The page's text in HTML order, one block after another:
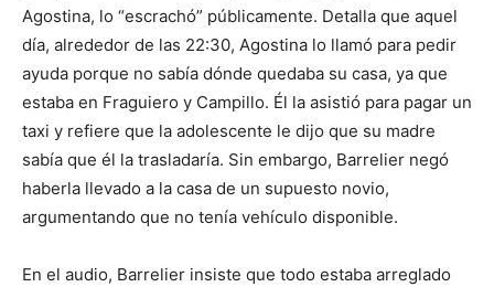
Agostina, lo “escrachó” públicamente. Detalla que aquel
día, alrededor de las 22:30, Agostina lo llamó para pedir
ayuda porque no sabía dónde quedaba su casa, ya que
estaba en Fraguiero y Campillo. Él la asistió para pagar un
taxi y refiere que la adolescente le dijo que su madre
sabía que él la trasladaría. Sin embargo, Barrelier negó
haberla llevado a la casa de un supuesto novio,
argumentando que no tenía vehículo disponible.
En el audio, Barrelier insiste que todo estaba arreglado